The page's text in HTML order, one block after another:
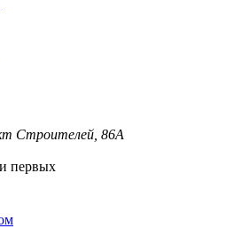
Строителей, 86А
первых